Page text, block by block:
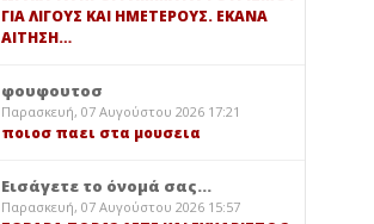
ΓΙΑ ΛΙΓΟΥΣ ΚΑΙ ΗΜΕΤΕΡΟΥΣ. ΕΚΑΝΑ
ΑΙΤΗΣΗ…
φουφουτοσ
Παρασκευή, 07 Αυγούστου 2026 17:21
ποιοσ παει στα μουσεια
Εισάγετε το όνομά σας...
Παρασκευή, 07 Αυγούστου 2026 15:57